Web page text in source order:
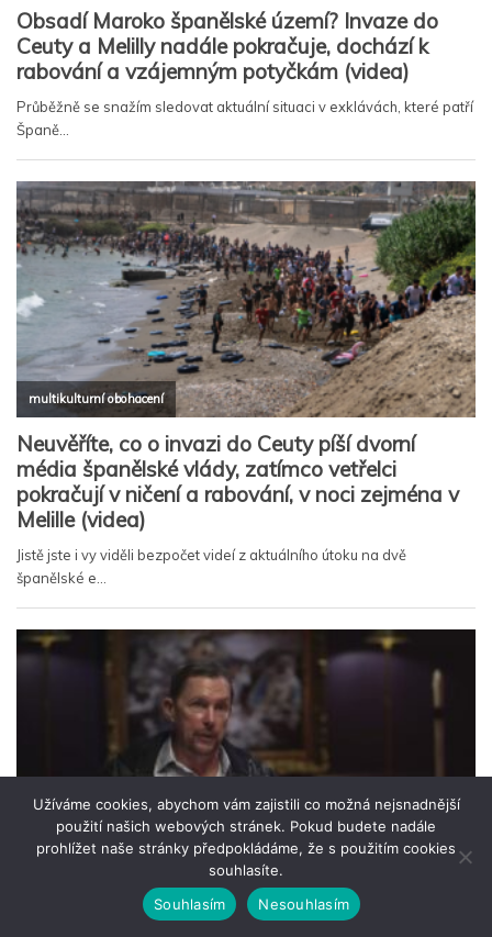
Užíváme cookies, abychom vám zajistili co možná nejsnadnější
použití našich webových stránek. Pokud budete nadále
prohlížet naše stránky předpokládáme, že s použitím cookies
souhlasíte.
Souhlasím
Nesouhlasím